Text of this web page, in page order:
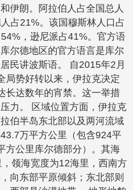
伊朗。阿拉伯人占全国总人
占21%。该国穆斯林人口占
，逊尼派占41%。官方语
尔德地区的官方语言是库尔
民讲波斯语。 自2015年2月
局势好转以来，伊拉克决定
长达数年的宵禁。这一举措
力。 区域位置方面，伊拉克
伯半岛东北部以及两河流域
万平方公里（包含924平
方公里库尔德部分）。其海
领海宽度为12海里，西南方
向东部平原倾斜；东北部则